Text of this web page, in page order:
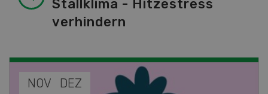
Stallklima - Hitzestress
verhindern
NOV JAN